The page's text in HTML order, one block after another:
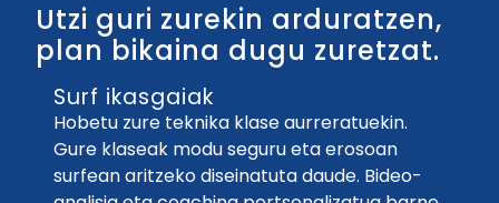
Utzi guri zurekin arduratzen,
plan bikaina dugu zuretzat.
Surf ikasgaiak
Hobetu zure teknika klase aurreratuekin.
Gure klaseak modu seguru eta erosoan
surfean aritzeko diseinatuta daude. Bideo-